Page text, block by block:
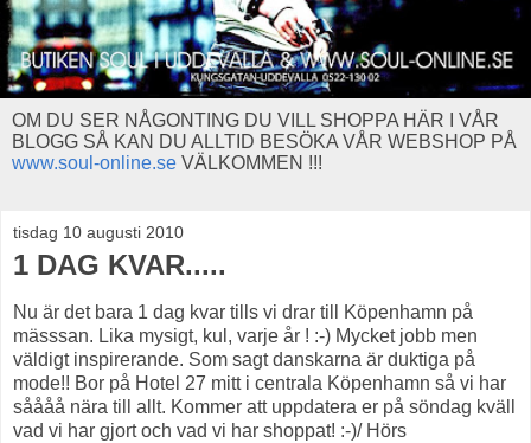
OM DU SER NÅGONTING DU VILL SHOPPA HÄR I VÅR
BLOGG SÅ KAN DU ALLTID BESÖKA VÅR WEBSHOP PÅ
www.soul-online.se VÄLKOMMEN !!!
tisdag 10 augusti 2010
1 DAG KVAR.....
Nu är det bara 1 dag kvar tills vi drar till Köpenhamn på
mässsan. Lika mysigt, kul, varje år ! :-) Mycket jobb men
väldigt inspirerande. Som sagt danskarna är duktiga på
mode!! Bor på Hotel 27 mitt i centrala Köpenhamn så vi har
såååå nära till allt. Kommer att uppdatera er på söndag kväll
vad vi har gjort och vad vi har shoppat! :-)/ Hörs